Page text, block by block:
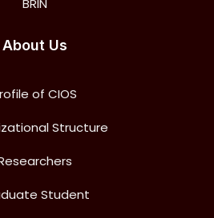
BRIN
About Us
of CIOS
Structure
Student